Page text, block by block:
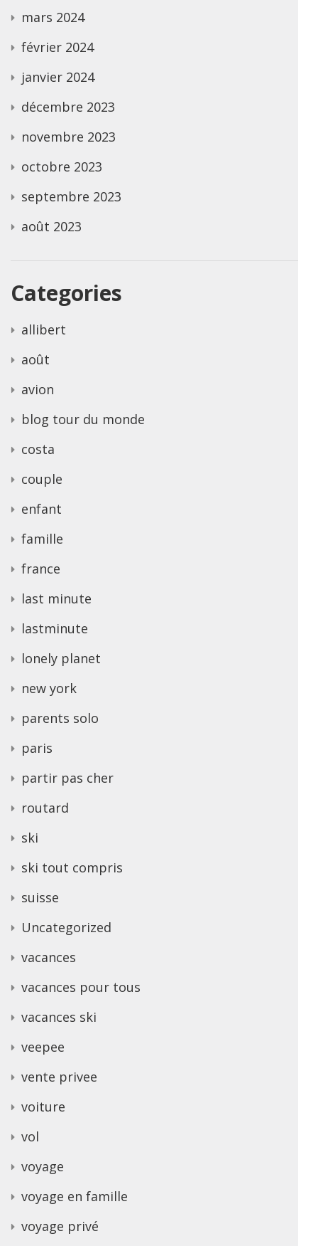
mars 2024
février 2024
janvier 2024
décembre 2023
novembre 2023
octobre 2023
septembre 2023
août 2023
Categories
allibert
août
avion
blog tour du monde
costa
couple
enfant
famille
france
last minute
lastminute
lonely planet
new york
parents solo
paris
partir pas cher
routard
ski
ski tout compris
suisse
Uncategorized
vacances
vacances pour tous
vacances ski
veepee
vente privee
voiture
vol
voyage
voyage en famille
voyage privé